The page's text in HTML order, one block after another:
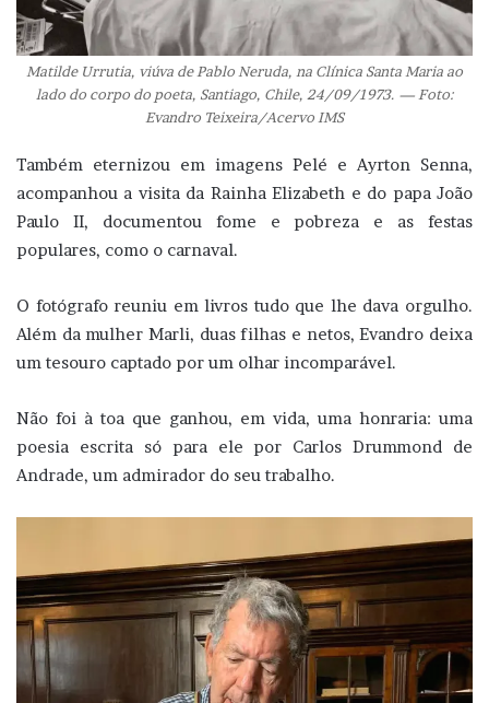
Matilde Urrutia, viúva de Pablo Neruda, na Clínica Santa Maria ao
lado do corpo do poeta, Santiago, Chile, 24/09/1973. — Foto:
Evandro Teixeira/Acervo IMS
Também eternizou em imagens Pelé e Ayrton Senna,
acompanhou a visita da Rainha Elizabeth e do papa João
Paulo II, documentou fome e pobreza e as festas
populares, como o carnaval.
O fotógrafo reuniu em livros tudo que lhe dava orgulho.
Além da mulher Marli, duas filhas e netos, Evandro deixa
um tesouro captado por um olhar incomparável.
Não foi à toa que ganhou, em vida, uma honraria: uma
poesia escrita só para ele por Carlos Drummond de
Andrade, um admirador do seu trabalho.